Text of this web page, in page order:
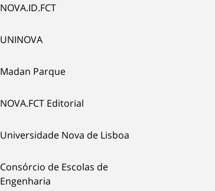
NOVA.ID.FCT
UNINOVA
Madan Parque
NOVA.FCT Editorial
Universidade Nova de Lisboa
Consórcio de Escolas de
Engenharia